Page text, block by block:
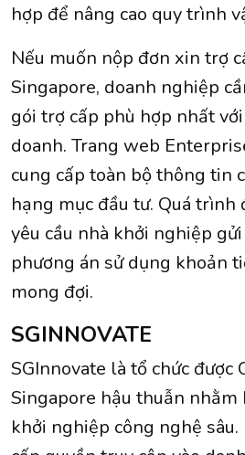
hợp để nâng cao quy trình
Nếu muốn nộp đơn xin trợ
Singapore, doanh nghiệp
gói trợ cấp phù hợp nhất
doanh. Trang web
cung cấp toàn bộ thông tin
hạng mục đầu tư. Quá trình
yêu cầu nhà khởi nghiệp
phương án sử dụng khoản
mong đợi.
SGINNOVATE
SGInnovate là tổ chức được
Singapore hậu thuẫn nhằm
khởi nghiệp công nghệ